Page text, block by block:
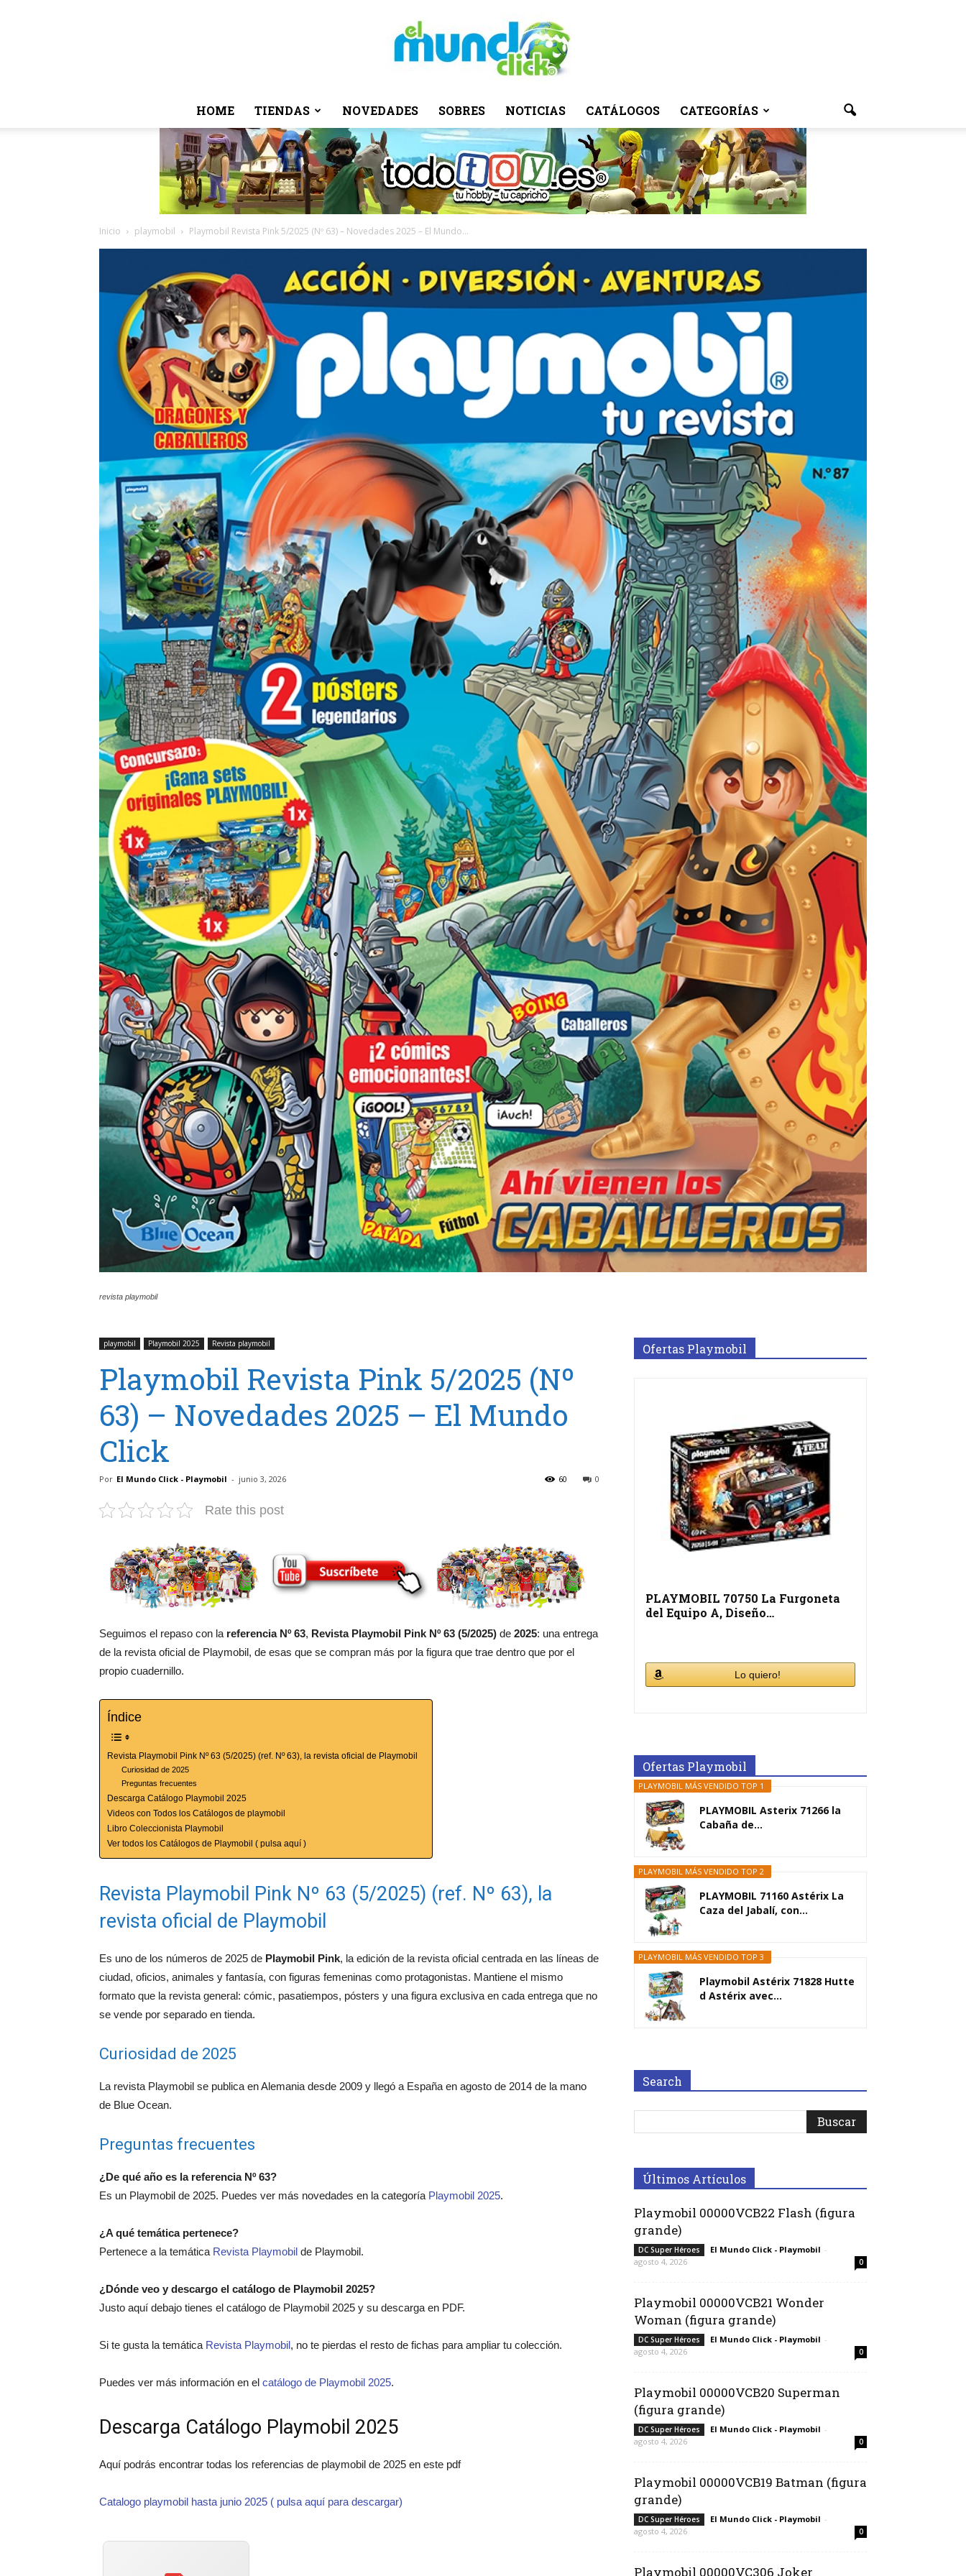
El
HOME TIENDAS NOVEDADES SOBRES NOTICIAS CATÁLOGOS CATEGORÍAS
Inicio playmobil Playmobil Revista Pink 5/2025 (Nº 63) – Novedades 2025 – El Mundo...
revista playmobil
playmobil Playmobil 2025 Revista playmobil
Playmobil Revista Pink 5/2025 (Nº
63) – Novedades 2025 – El Mundo
Click
Por El Mundo Click - Playmobil - junio 3, 2026 0
60
Rate this post
Seguimos el repaso con la referencia Nº 63, Revista Playmobil Pink Nº 63 (5/2025) de 2025: una entrega
de la revista oficial de Playmobil, de esas que se compran más por la figura que trae dentro que por el
propio cuadernillo.
Índice
Revista Playmobil Pink Nº 63 (5/2025) (ref. Nº 63), la revista oficial de Playmobil
Curiosidad de 2025
Preguntas frecuentes
Descarga Catálogo Playmobil 2025
Videos con Todos los Catálogos de playmobil
Libro Coleccionista Playmobil
Ver todos los Catálogos de Playmobil ( pulsa aquí )
Revista Playmobil Pink Nº 63 (5/2025) (ref. Nº 63), la
revista oficial de Playmobil
Es uno de los números de 2025 de Playmobil Pink, la edición de la revista oficial centrada en las líneas de
ciudad, oficios, animales y fantasía, con figuras femeninas como protagonistas. Mantiene el mismo
formato que la revista general: cómic, pasatiempos, pósters y una figura exclusiva en cada entrega que no
se vende por separado en tienda.
Curiosidad de 2025
La revista Playmobil se publica en Alemania desde 2009 y llegó a España en agosto de 2014 de la mano
de Blue Ocean.
Preguntas frecuentes
¿De qué año es la referencia Nº 63?
Es un Playmobil de 2025. Puedes ver más novedades en la categoría Playmobil 2025.
¿A qué temática pertenece?
Pertenece a la temática Revista Playmobil de Playmobil.
¿Dónde veo y descargo el catálogo de Playmobil 2025?
Justo aquí debajo tienes el catálogo de Playmobil 2025 y su descarga en PDF.
Si te gusta la temática Revista Playmobil, no te pierdas el resto de fichas para ampliar tu colección.
Puedes ver más información en el catálogo de Playmobil 2025.
Descarga Catálogo Playmobil 2025
Aquí podrás encontrar todas los referencias de playmobil de 2025 en este pdf
Catalogo playmobil hasta junio 2025 ( pulsa aquí para descargar)
Ofertas Playmobil
PLAYMOBIL 70750 La Furgoneta
del Equipo A, Diseño…
Lo quiero!
Ofertas Playmobil
PLAYMOBIL MÁS VENDIDO TOP 1
PLAYMOBIL Asterix 71266 la
Cabaña de...
PLAYMOBIL MÁS VENDIDO TOP 2
PLAYMOBIL 71160 Astérix La
Caza del Jabalí, con...
PLAYMOBIL MÁS VENDIDO TOP 3
Playmobil Astérix 71828 Hutte
d Astérix avec...
Search
Últimos Artículos
Playmobil 00000VCB22 Flash (figura
grande)
DC Super Héroes El Mundo Click - Playmobil -
agosto 4, 2026
0
Playmobil 00000VCB21 Wonder
Woman (figura grande)
DC Super Héroes El Mundo Click - Playmobil -
agosto 4, 2026
0
Playmobil 00000VCB20 Superman
(figura grande)
DC Super Héroes El Mundo Click - Playmobil -
agosto 4, 2026
0
Playmobil 00000VCB19 Batman (figura
grande)
DC Super Héroes El Mundo Click - Playmobil -
agosto 4, 2026
0
Playmobil 00000VC306 Joker